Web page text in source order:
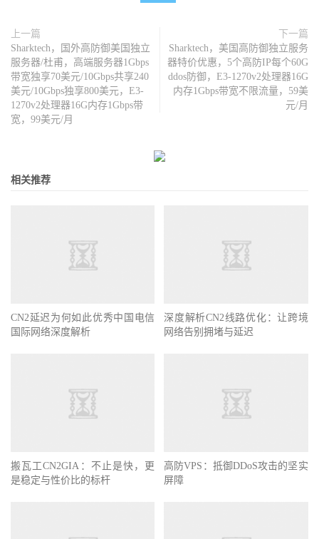
上一篇
Sharktech，国外高防御美国独立
服务器/杜甫，高端服务器1Gbps
带宽独享70美元/10Gbps共享240
美元/10Gbps独享800美元，E3-
1270v2处理器16G内存1Gbps带
宽，99美元/月
下一篇
Sharktech，美国高防御独立服务
器特价优惠，5个高防IP每个60G
ddos防御，E3-1270v2处理器16G
内存1Gbps带宽不限流量，59美
元/月
相关推荐
CN2延迟为何如此优秀中国电信
国际网络深度解析
深度解析CN2线路优化：让跨境
网络告别拥堵与延迟
搬瓦工CN2GIA：不止是快，更
是稳定与性价比的标杆
高防VPS：抵御DDoS攻击的坚实
屏障